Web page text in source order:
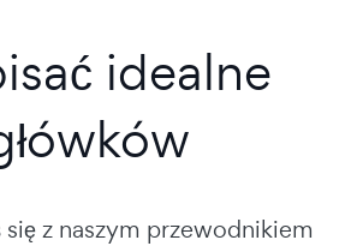
idealne
się z naszym przewodnikiem